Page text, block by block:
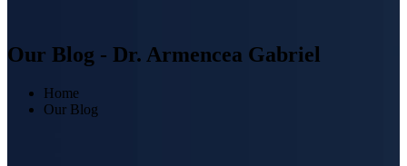
Our Blog - Dr. Armencea Gabriel
Home
Our Blog